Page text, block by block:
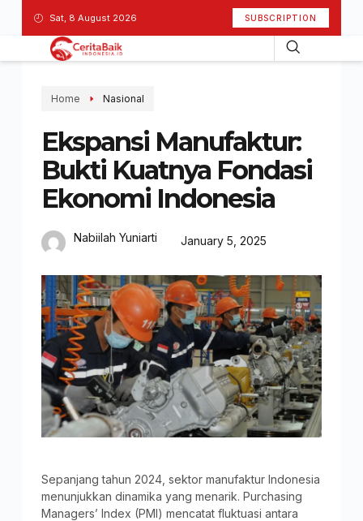
Sat, 8 August 2026 SUBSCRIPTION
Home Nasional
Ekspansi Manufaktur:
Bukti Kuatnya Fondasi
Ekonomi Indonesia
Nabiilah Yuniarti January 5, 2025
Sepanjang tahun 2024, sektor manufaktur Indonesia
menunjukkan dinamika yang menarik. Purchasing
Managers’ Index (PMI) mencatat fluktuasi antara